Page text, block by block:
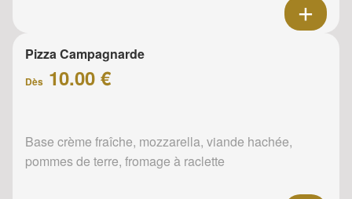
Pizza Campagnarde
Dès 10.00 €
Base crème fraîche, mozzarella, viande hachée,
pommes de terre, fromage à raclette